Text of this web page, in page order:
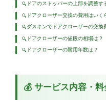
🔍 ドアのストッパーの上部を調整
🔍 ドアクローザー交換の費用はいく
🔍 ダスキンでドアクローザーの交換
🔍 ドアクローザーの値段の相場は？
🔍 ドアクローザーの耐用年数は？
💰 サービス内容・料